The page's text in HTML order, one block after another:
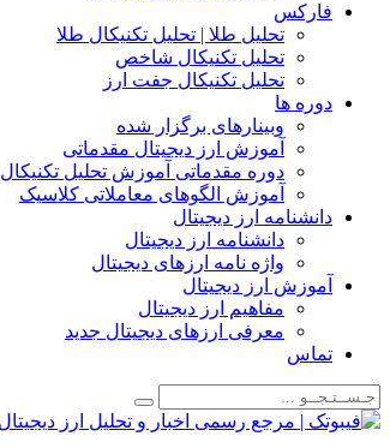
فارکس
تحلیل طلا | تحلیل تکنیکال طلا
تحلیل تکنیکال شاخص
تحلیل تکنیکال جفت ارز
دوره ها
وبینارهای برگزار شده
آموزش ارز دیجیتال مقدماتی
دوره مقدماتی آموزش تحلیل تکنیکال
آموزش الگوهای معاملاتی کلاسیک
دانشنامه ارز دیجیتال
دانشنامه ارز دیجیتال
واژه نامه ارزهای دیجیتال
آموزش ارز دیجیتال
مفاهیم ارز دیجیتال
معرفی ارزهای دیجیتال جدید
تماس